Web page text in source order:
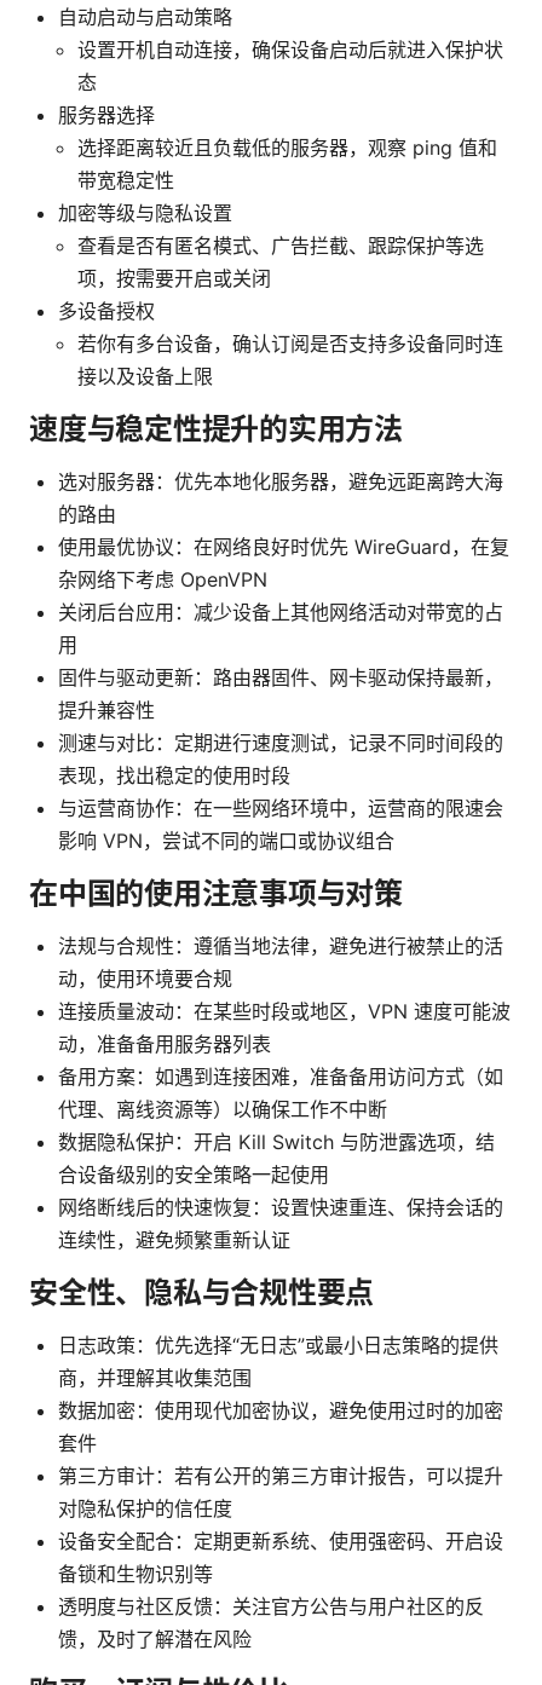
自动启动与启动策略
设置开机自动连接，确保设备启动后就进入保护状
态
服务器选择
选择距离较近且负载低的服务器，观察 ping 值和
带宽稳定性
加密等级与隐私设置
查看是否有匿名模式、广告拦截、跟踪保护等选
项，按需要开启或关闭
多设备授权
若你有多台设备，确认订阅是否支持多设备同时连
接以及设备上限
速度与稳定性提升的实用方法
选对服务器：优先本地化服务器，避免远距离跨大海
的路由
使用最优协议：在网络良好时优先 WireGuard，在复
杂网络下考虑 OpenVPN
关闭后台应用：减少设备上其他网络活动对带宽的占
用
固件与驱动更新：路由器固件、网卡驱动保持最新，
提升兼容性
测速与对比：定期进行速度测试，记录不同时间段的
表现，找出稳定的使用时段
与运营商协作：在一些网络环境中，运营商的限速会
影响 VPN，尝试不同的端口或协议组合
在中国的使用注意事项与对策
法规与合规性：遵循当地法律，避免进行被禁止的活
动，使用环境要合规
连接质量波动：在某些时段或地区，VPN 速度可能波
动，准备备用服务器列表
备用方案：如遇到连接困难，准备备用访问方式（如
代理、离线资源等）以确保工作不中断
数据隐私保护：开启 Kill Switch 与防泄露选项，结
合设备级别的安全策略一起使用
网络断线后的快速恢复：设置快速重连、保持会话的
连续性，避免频繁重新认证
安全性、隐私与合规性要点
日志政策：优先选择“无日志”或最小日志策略的提供
商，并理解其收集范围
数据加密：使用现代加密协议，避免使用过时的加密
套件
第三方审计：若有公开的第三方审计报告，可以提升
对隐私保护的信任度
设备安全配合：定期更新系统、使用强密码、开启设
备锁和生物识别等
透明度与社区反馈：关注官方公告与用户社区的反
馈，及时了解潜在风险